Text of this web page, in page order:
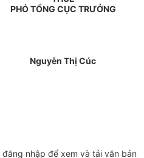
PHÓ TỔNG CỤC TRƯỞNG
Nguyễn Thị Cúc
đăng nhập để xem và tải văn bản